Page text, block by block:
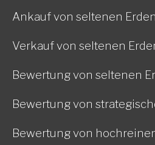
Ankauf von seltenen
Verkauf von seltenen
Bewertung von seltenen
Bewertung von
Bewertung von